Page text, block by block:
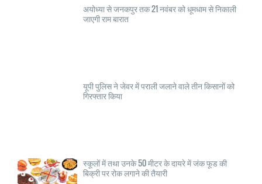
अयोध्या से जनकपुर तक 21 नवंबर को धूमधाम से निकाली
जाएगी राम बारात
यूपी पुलिस ने जेवर में पराली जलाने वाले तीन किसानों को
गिरफ्तार किया
स्कूलों में तथा उनके 50 मीटर के दायरे में जंक फूड की
बिक्री पर रोक लगाने की तैयारी